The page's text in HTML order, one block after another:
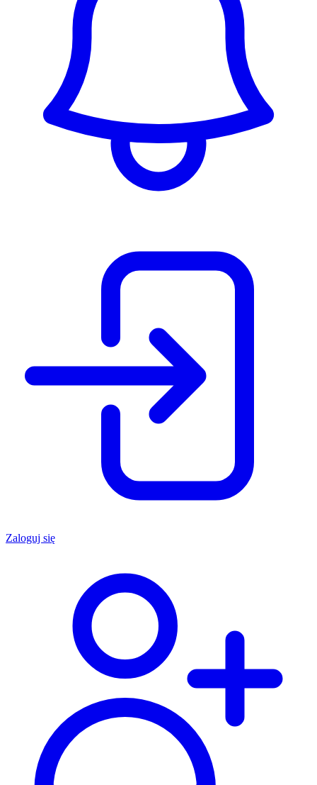
Zaloguj się